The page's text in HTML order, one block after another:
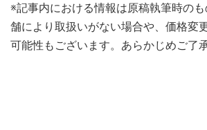
※記事内における情報は原稿執筆時の
舗により取扱いがない場合や、価格変
可能性もございます。あらかじめご了